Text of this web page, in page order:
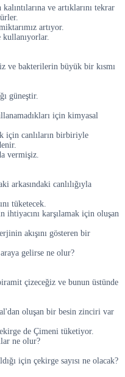
ve artıklarını tekrar
artıyor.
ve bakterilerin büyük bir kısmı
güneştir.
için kimyasal
için canlıların birbiriyle
vermişiz.
arkasındaki canlılığıyla
tüketecek.
ihtiyacını karşılamak için oluşan
akışını gösteren bir
gelirse ne olur?
çizeceğiz ve bunun üstünde
oluşan bir besin zinciri var
de Çimeni tüketiyor.
ne olur?
için çekirge sayısı ne olacak?